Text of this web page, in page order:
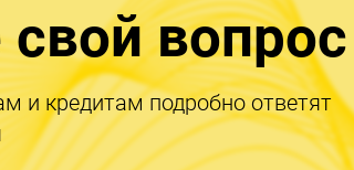
свой вопрос
и кредитам подробно ответят